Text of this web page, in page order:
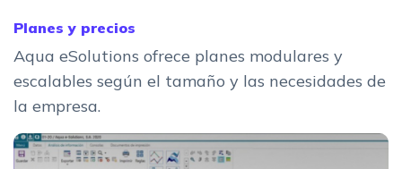
Planes y precios
Aqua eSolutions ofrece planes modulares y
escalables según el tamaño y las necesidades de
la empresa.